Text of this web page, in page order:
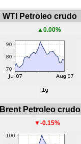
WTI Petroleo crudo
▲0.00%
Brent Petroleo crudo
▼-0.15%